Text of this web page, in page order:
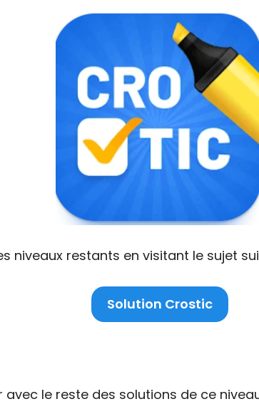
niveaux restants en visitant le sujet
Solution Crostic
le reste des solutions de ce